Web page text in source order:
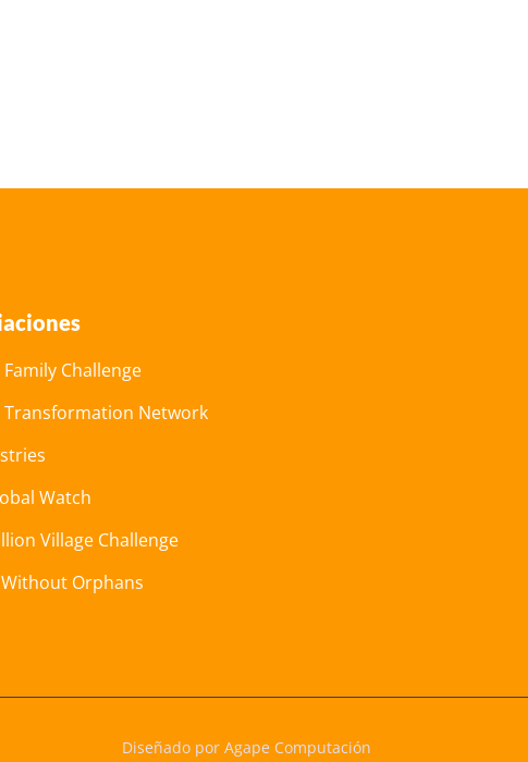
Challenge
Transformation Network
Watch
Village Challenge
Orphans
Diseñado por Agape Computación